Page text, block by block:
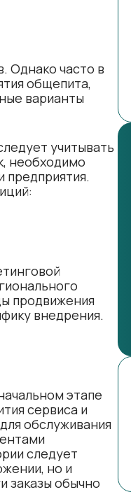
Однако часто в
общепита,
варианты
учитывать
необходимо
предприятия.
продвижения
внедрения.
этапе
сервиса и
обслуживания
следует
но и
заказы обычно